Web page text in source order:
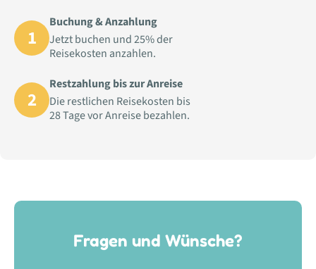
1
Buchung & Anzahlung
Jetzt buchen und 25% der
Reisekosten anzahlen.
2
Restzahlung bis zur Anreise
Die restlichen Reisekosten bis
28 Tage vor Anreise bezahlen.
Fragen und Wünsche?